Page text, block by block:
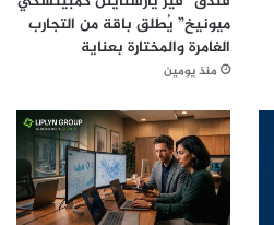
ميونيخ” يُطلق باقة من التجارب
الغامرة والمختارة بعناية
منذ يومين